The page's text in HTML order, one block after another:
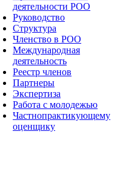
деятельности РОО
Руководство
Структура
Членство в РОО
Международная
деятельность
Реестр членов
Партнеры
Экспертиза
Работа с молодежью
Частнопрактикующему
оценщику